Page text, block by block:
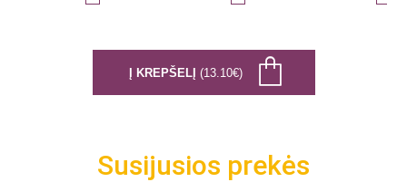
Į KREPŠELĮ (13.10€)
Susijusios prekės